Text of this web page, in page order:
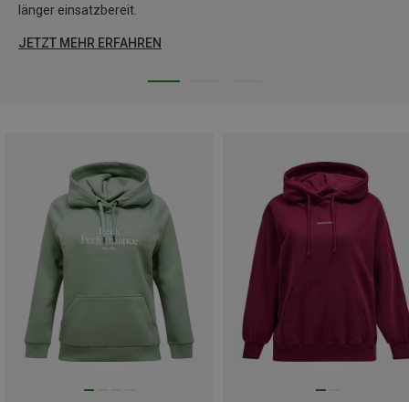
länger einsatzbereit.
JETZT MEHR ERFAHREN